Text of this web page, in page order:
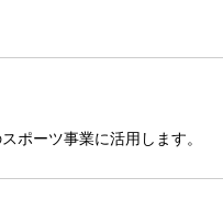
ポーツ事業に活用します。